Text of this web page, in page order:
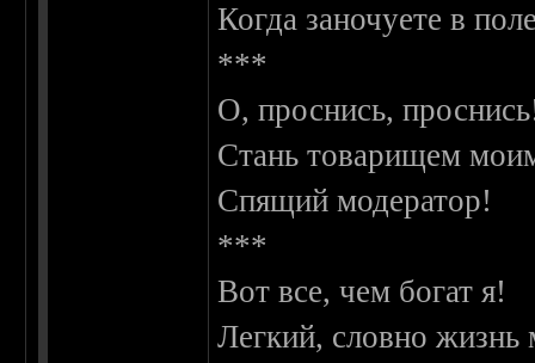
Когда заночуете в
***
О, проснись,
Стань товарищем
Спящий модератор!
***
Вот все, чем богат я!
Легкий, словно жизнь